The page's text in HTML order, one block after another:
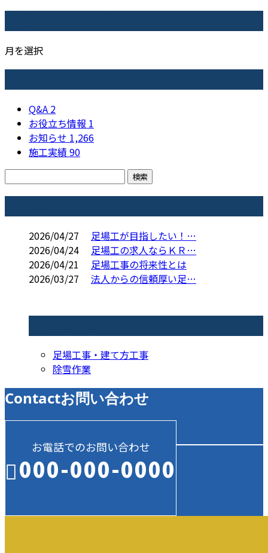
月を選択
Q&A 2
お役立ち情報 1
お知らせ 1,266
施工実績90
2026/04/27
足場工が目指したい！…
2026/04/24
足場工の求人ならＫＲ…
2026/04/21
足場工事の将来性とは
2026/03/27
法人からの信頼厚い足…
足場工事・建て方工事
除雪作業
Contactお問い合わせ
お電話でのお問い合わせ
000-000-0000